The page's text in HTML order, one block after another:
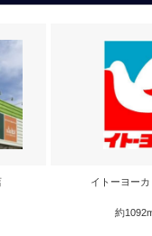
イトーヨー
約